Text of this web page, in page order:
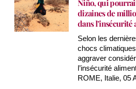
Niño, qui
dizaines de
dans
Selon les
chocs
aggraver
l’insécurité
ROME, Italie, 05